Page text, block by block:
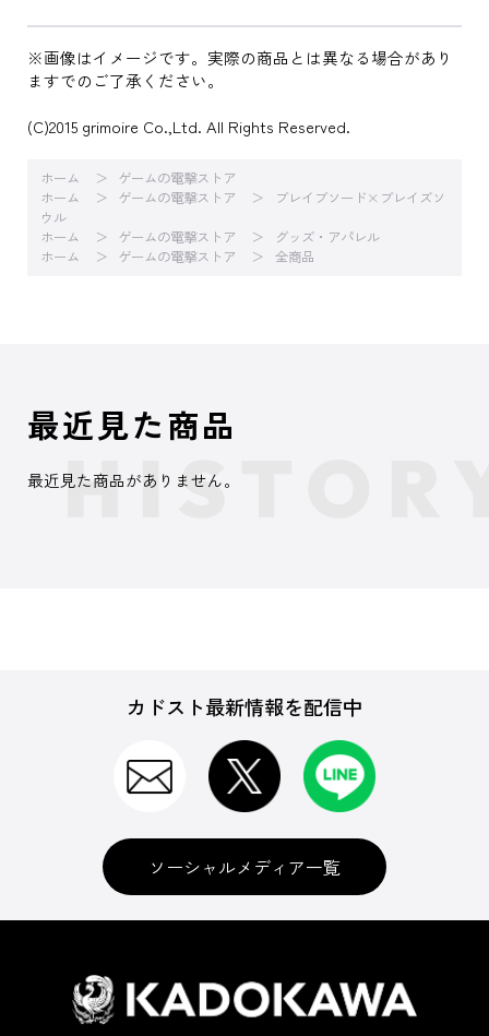
※画像はイメージです。実際の商品とは異なる場合があり
ますでのご了承ください。
(C)2015 grimoire Co.,Ltd. All Rights Reserved.
ホーム
ゲームの電撃ストア
ホーム
ゲームの電撃ストア
ブレイブソード×ブレイズソ
ウル
ホーム
ゲームの電撃ストア
グッズ・アパレル
ホーム
ゲームの電撃ストア 全商品
最近見た商品
最近見た商品がありません。
カドスト最新情報を配信中
ソーシャルメディア一覧